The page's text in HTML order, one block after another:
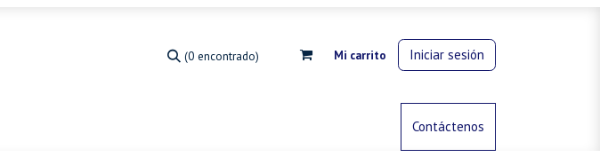
(0 encontrado) Mi carrito Iniciar sesión
Control de animalesContáctenos